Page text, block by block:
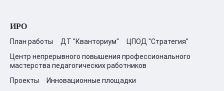
ИРО
План работы ДТ "Кванториум"
ЦПОД "Стратегия"
Центр непрерывного повышения профессионального
мастерства педагогических работников
Проекты
Инновационные площадки